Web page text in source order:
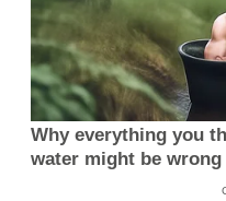
Why everything you
water might be wrong